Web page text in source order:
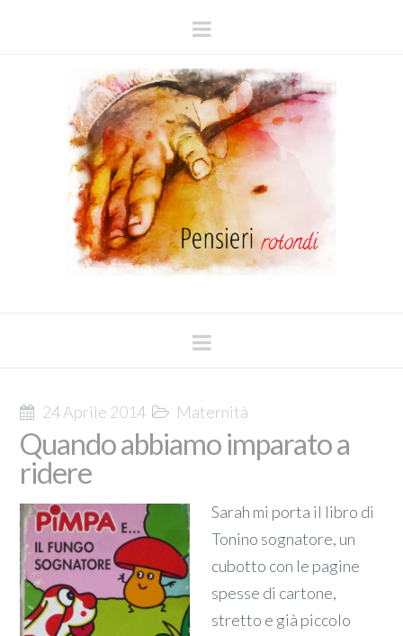
Navigation
Navigation
24 Aprile 2014 Maternità
Quando abbiamo imparato a
ridere
Sarah mi porta il libro di
Tonino sognatore, un
cubotto con le pagine
spesse di cartone,
stretto e già piccolo